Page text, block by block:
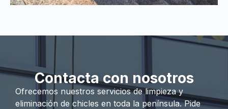
Contacta con nosotros
Ofrecemos nuestros servicios de limpieza y
eliminación de chicles en toda la península. Pide